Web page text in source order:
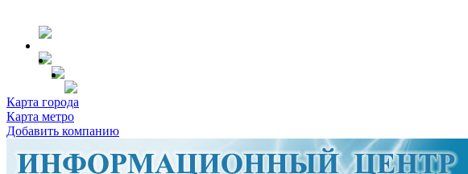
Карта города
Карта метро
Добавить компанию